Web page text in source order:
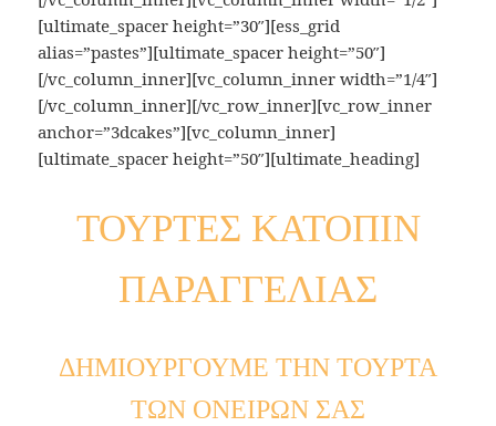
[ultimate_spacer height=”30″][ess_grid
alias=”pastes”][ultimate_spacer height=”50″]
[/vc_column_inner][vc_column_inner width=”1/4″]
[/vc_column_inner][/vc_row_inner][vc_row_inner
anchor=”3dcakes”][vc_column_inner]
[ultimate_spacer height=”50″][ultimate_heading]
ΤΟΥΡΤΕΣ ΚΑΤΟΠΙΝ
ΠΑΡΑΓΓΕΛΙΑΣ
ΔΗΜΙΟΥΡΓΟΥΜΕ ΤΗΝ ΤΟΥΡΤΑ
ΤΩΝ ΟΝΕΙΡΩΝ ΣΑΣ